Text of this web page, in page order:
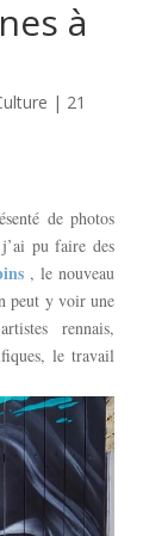
à
| 21
de photos
pu faire des
, le nouveau
peut y voir une
rennais,
le travail